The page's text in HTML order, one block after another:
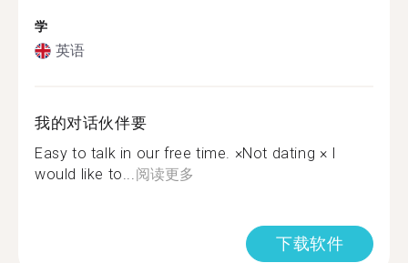
学
英语
我的对话伙伴要
Easy to talk in our free time. ×Not dating × I
would like to...阅读更多
下载软件